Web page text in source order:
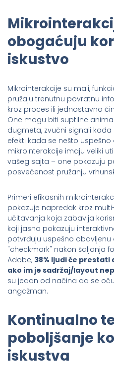
obogaćuju
iskustvo
Mikrointerakcije su mali,
pružaju trenutnu povratnu
kroz proces ili jednostavno
One mogu biti suptilne
dugmeta, zvučni signali kada
efekti kada se nešto
mikrointerakcije imaju veliki
vašeg sajta – one pokazuju
posvećenost pružanju
Primeri efikasnih
pokazuje napredak kroz
učitavanja koja zabavlja
koji jasno pokazuju
potvrđuju uspešno obavljenu
"checkmark" nakon šaljanja
Adobe, 38% ljudi će prestati
ako im je sadržaj/layout
su jedan od načina da se
angažman.
Kontinualno
poboljšanje
iskustva